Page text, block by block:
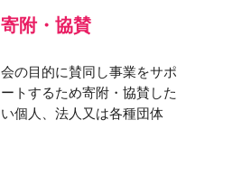
寄附・協賛
会の目的に賛同し事業をサポ
ートするため寄附・協賛した
い個人、法人又は各種団体